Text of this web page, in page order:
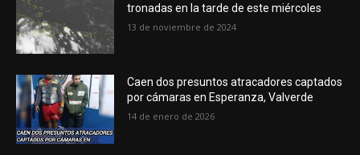
tronadas en la tarde de este miércoles
13 de noviembre de 2024
Caen dos presuntos atracadores captados
por cámaras en Esperanza, Valverde
14 de enero de 2026